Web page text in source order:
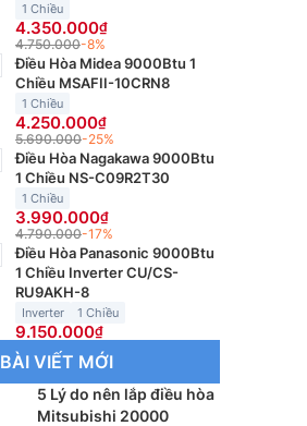
1 Chiều
4.350.000
4.750.000-8%
Điều Hòa Midea 9000Btu 1
Chiều MSAFII-10CRN8
1 Chiều
4.250.000
5.690.000-25%
Điều Hòa Nagakawa 9000Btu
1 Chiều NS-C09R2T30
1 Chiều
3.990.000
4.790.000-17%
Điều Hòa Panasonic 9000Btu
1 Chiều Inverter CU/CS-
RU9AKH-8
Inverter 1 Chiều
9.150.000
BÀI VIẾT MỚI
5 Lý do nên lắp điều hòa
Mitsubishi 20000